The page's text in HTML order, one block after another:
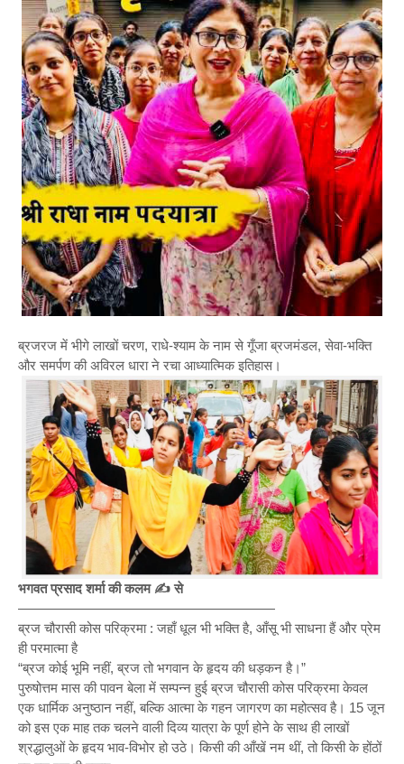
ब्रजरज में भीगे लाखों चरण, राधे-श्याम के नाम से गूँजा ब्रजमंडल, सेवा-भक्ति
और समर्पण की अविरल धारा ने रचा आध्यात्मिक इतिहास।
भगवत प्रसाद शर्मा की कलम ✍️ से
———————————————————
ब्रज चौरासी कोस परिक्रमा : जहाँ धूल भी भक्ति है, आँसू भी साधना हैं और प्रेम
ही परमात्मा है
“ब्रज कोई भूमि नहीं, ब्रज तो भगवान के हृदय की धड़कन है।”
पुरुषोत्तम मास की पावन बेला में सम्पन्न हुई ब्रज चौरासी कोस परिक्रमा केवल
एक धार्मिक अनुष्ठान नहीं, बल्कि आत्मा के गहन जागरण का महोत्सव है। 15 जून
को इस एक माह तक चलने वाली दिव्य यात्रा के पूर्ण होने के साथ ही लाखों
श्रद्धालुओं के हृदय भाव-विभोर हो उठे। किसी की आँखें नम थीं, तो किसी के होंठों